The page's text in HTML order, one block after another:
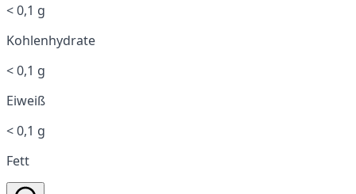
< 0,1 g
Kohlenhydrate
< 0,1 g
Eiweiß
< 0,1 g
Fett